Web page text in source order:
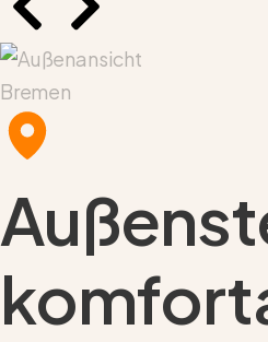
Bremen